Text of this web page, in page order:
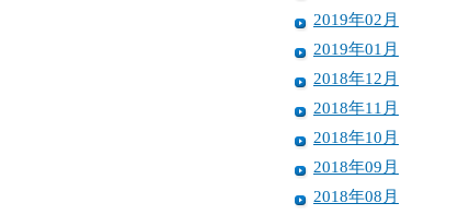
2019年02月
2019年01月
2018年12月
2018年11月
2018年10月
2018年09月
2018年08月